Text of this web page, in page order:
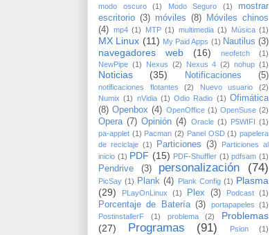
modo oscuro
(1) Modo Seguro (1)
mostrar
escritorio (3) móviles (8)
Móviles chinos
(4) mp4 (1) MTP (1) multimedia (1) Música (1)
MX Linux (11) My Paid Apps (1) Nautilus (3)
navegadores web (16) neofetch
(1)
NewPipe (1) Nexus (2) Nexus 4 (2) nohup (1)
Noticias (35) Notificaciones (5)
notificaciones flotantes (2) Nuevo usuario
(2)
Numix (1) nVidia (1) Odio Radio (1) Ofimática
(8) Openbox (4) OpenOffice (1) OpenSuse (2)
Opera (7) Opinión (4) Oracle (1) P5WIFI (1)
pa-applet (1) Pacman (2) Panel OSD (1) papelera
de reciclaje (1) Particiones (3)
Particiones al
inicio (1) PDF (15) PDF-Shuffler (1) pdfsam (1)
Pendrive (3) personalización (74)
PicSay (1) Plank (4) Plank Config (1) Plasma
(29)
PLayOnLinux (1) Plex (3) Podcast (1)
Porcentaje de Batería (3) portapapeles (1)
PostinstallerF
(1) problema (2)
Problemas
(27)
Programas (91) Psion
(1)